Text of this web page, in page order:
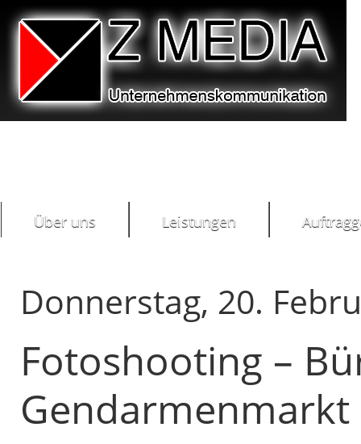
Über uns Leistungen
Donnerstag, 20.
Fotoshooting –
Gendarmenmarkt